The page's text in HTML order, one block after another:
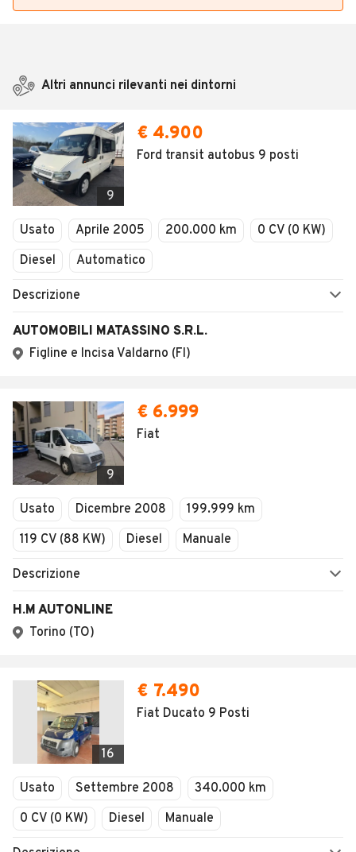
Altri annunci rilevanti nei dintorni
9
€ 4.900
Ford transit autobus 9 posti
Usato Aprile 2005 200.000 km
0 CV (0 KW)
Diesel
Automatico
Descrizione
AUTOMOBILI MATASSINO S.R.L.
Figline e Incisa Valdarno (FI)
9
€ 6.999
Fiat
Usato Dicembre 2008
199.999 km
119 CV (88 KW)
Diesel Manuale
Descrizione
H.M AUTONLINE
Torino (TO)
16
€ 7.490
Fiat Ducato 9 Posti
Usato Settembre 2008
340.000 km
0 CV (0 KW)
Diesel Manuale